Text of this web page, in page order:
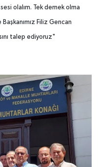
olalım. Tek dernek olma
Filiz Gencan
talep ediyoruz"